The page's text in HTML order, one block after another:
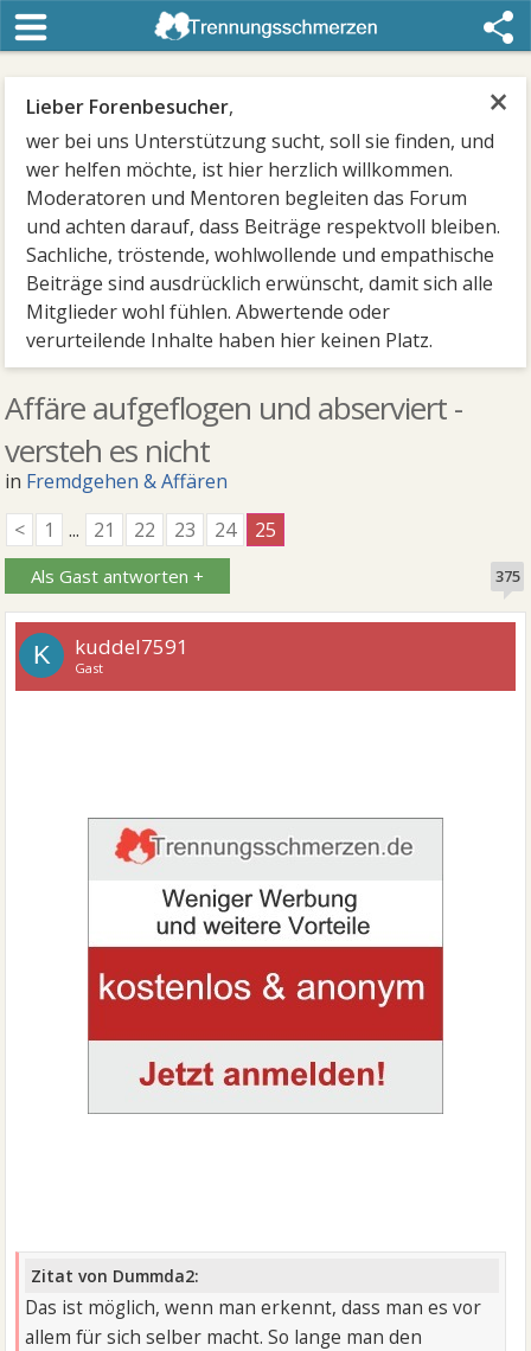
×
Lieber Forenbesucher,
wer bei uns Unterstützung sucht, soll sie finden, und
wer helfen möchte, ist hier herzlich willkommen.
Moderatoren und Mentoren begleiten das Forum
und achten darauf, dass Beiträge respektvoll bleiben.
Sachliche, tröstende, wohlwollende und empathische
Beiträge sind ausdrücklich erwünscht, damit sich alle
Mitglieder wohl fühlen. Abwertende oder
verurteilende Inhalte haben hier keinen Platz.
Affäre aufgeflogen und abserviert -
versteh es nicht
in Fremdgehen & Affären
<
1 ... 21 22 23 24 25
Als Gast antworten + 375
K kuddel7591
Gast
Zitat von Dummda2:
Das ist möglich, wenn man erkennt, dass man es vor
allem für sich selber macht. So lange man den